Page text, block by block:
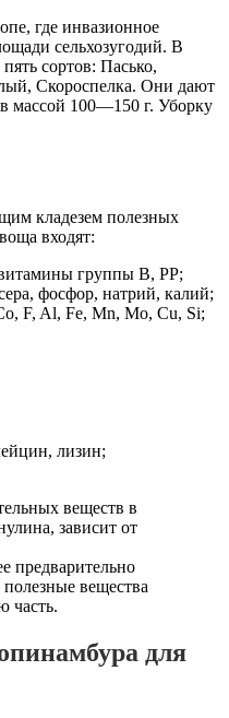
где инвазионное
сельхозугодий. В
сортов: Пасько,
Скороспелка. Они дают
массой 100—150 г. Уборку
кладезем полезных
входят:
группы B, PP;
фосфор, натрий, калий;
F, Al, Fe, Mn, Mo, Cu, Si;
лизин;
веществ в
зависит от
предварительно
полезные вещества
часть.
для